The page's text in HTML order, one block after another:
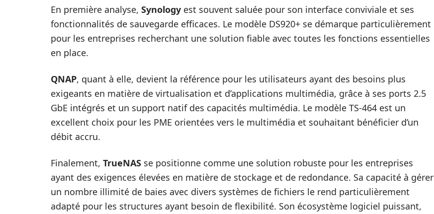
En première analyse, Synology est souvent saluée pour son interface conviviale et ses
fonctionnalités de sauvegarde efficaces. Le modèle DS920+ se démarque particulièrement
pour les entreprises recherchant une solution fiable avec toutes les fonctions essentielles
en place.
QNAP, quant à elle, devient la référence pour les utilisateurs ayant des besoins plus
exigeants en matière de virtualisation et d’applications multimédia, grâce à ses ports 2.5
GbE intégrés et un support natif des capacités multimédia. Le modèle TS-464 est un
excellent choix pour les PME orientées vers le multimédia et souhaitant bénéficier d’un
débit accru.
Finalement, TrueNAS se positionne comme une solution robuste pour les entreprises
ayant des exigences élevées en matière de stockage et de redondance. Sa capacité à gérer
un nombre illimité de baies avec divers systèmes de fichiers le rend particulièrement
adapté pour les structures ayant besoin de flexibilité. Son écosystème logiciel puissant,